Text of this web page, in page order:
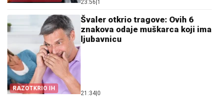
23:56|1
RAZOTKRIO IH
Švaler otkrio tragove: Ovih 6
znakova odaje muškarca koji ima
ljubavnicu
21:34|0